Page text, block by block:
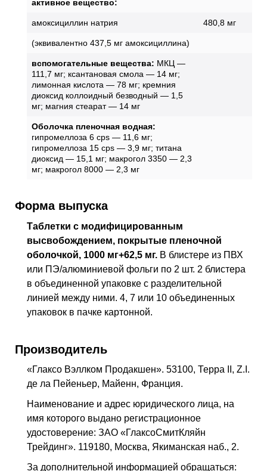
активное вещество:
амоксициллин натрия 480,8 мг
(эквивалентно 437,5 мг амоксициллина)
вспомогательные вещества: МКЦ —
111,7 мг; ксантановая смола — 14 мг;
лимонная кислота — 78 мг; кремния
диоксид коллоидный безводный — 1,5
мг; магния стеарат — 14 мг
Оболочка пленочная водная:
гипромеллоза 6 cps — 11,6 мг;
гипромеллоза 15 cps — 3,9 мг; титана
диоксид — 15,1 мг; макрогол 3350 — 2,3
мг; макрогол 8000 — 2,3 мг
Форма выпуска
Таблетки с модифицированным
высвобождением, покрытые пленочной
оболочкой, 1000 мг+62,5 мг. В блистере из ПВХ
или ПЭ/алюминиевой фольги по 2 шт. 2 блистера
в объединенной упаковке с разделительной
линией между ними. 4, 7 или 10 объединенных
упаковок в пачке картонной.
Производитель
«Глаксо Вэллком Продакшен». 53100, Терра II, Z.I.
де ла Пейеньер, Майенн, Франция.
Наименование и адрес юридического лица, на
имя которого выдано регистрационное
удостоверение: ЗАО «ГлаксоСмитКляйн
Трейдинг». 119180, Москва, Якиманская наб., 2.
За дополнительной информацией обращаться: